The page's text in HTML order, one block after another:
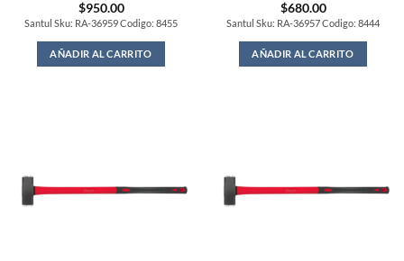
$950.00
Santul Sku: RA-36959 Codigo: 8455
AÑADIR AL CARRITO
$680.00
Santul Sku: RA-36957 Codigo: 8444
AÑADIR AL CARRITO